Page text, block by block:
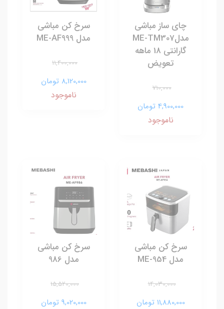
چای ساز مباشی
مدلME-TM307
گارانتی 18 ماهه
تعویض
710,000
4,900,000 تومان
ناموجود
سرخ کن مباشی
مدل ME-AF999
11,400,000
8,120,000 تومان
ناموجود
سرخ کن مباشی
مدل ME-954
14,030,000
11,880,000 تومان
سرخ کن مباشی
مدل 986
15,520,000
9,020,000 تومان